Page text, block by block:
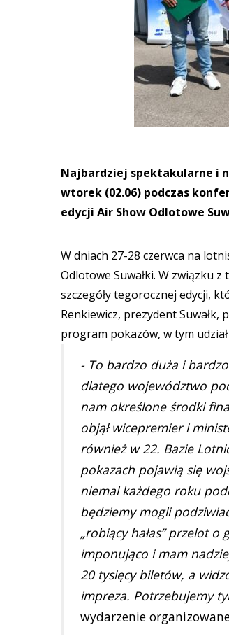
Najbardziej spektakularne i
wtorek (02.06) podczas
edycji Air Show Odlotowe
W dniach 27-28 czerwca na
Odlotowe Suwałki. W związku
szczegóły tegorocznej edycji,
Renkiewicz, prezydent
program pokazów, w tym
- To bardzo duża i
dlatego województwo
nam określone środki
objął wicepremier i
również w 22. Bazie
pokazach pojawią się
niemal każdego roku
będziemy mogli
„robiący hałas” przelot
imponująco i mam
20 tysięcy biletów, a
impreza. Potrzebujemy
wydarzenie